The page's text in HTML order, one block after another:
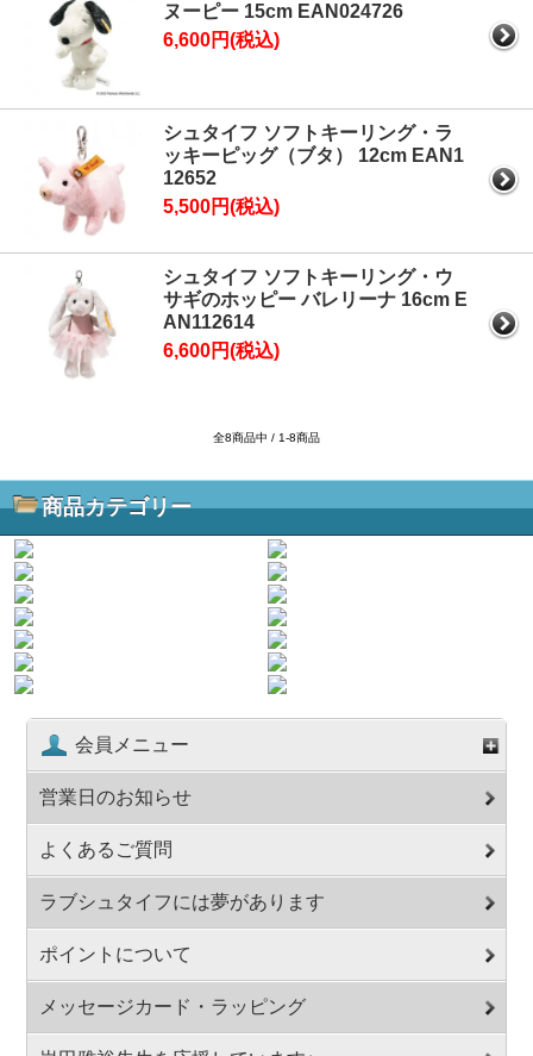
ヌーピー 15cm EAN024726
6,600円(税込)
シュタイフ ソフトキーリング・ラ
ッキーピッグ（ブタ） 12cm EAN1
12652
5,500円(税込)
シュタイフ ソフトキーリング・ウ
サギのホッピー バレリーナ 16cm E
AN112614
6,600円(税込)
全8商品中 / 1-8商品
商品カテゴリー
会員メニュー
営業日のお知らせ
よくあるご質問
ラブシュタイフには夢があります
ポイントについて
メッセージカード・ラッピング